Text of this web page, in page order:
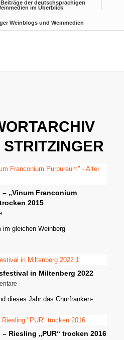
der deutschsprachigen
im Überblick
Weinblogs und Weinmedien
„Vinum Franconium
2015
gleichen Weinberg
in Miltenberg 2022
dieses Jahr das Churfranken-
Riesling „PUR“ trocken 2016